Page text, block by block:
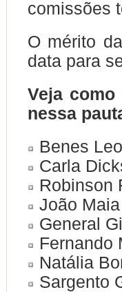
comissões
O mérito
data para
Veja
nessa
Benes
Carla
Robinson
João
General
Fernando
Natália
Sargento